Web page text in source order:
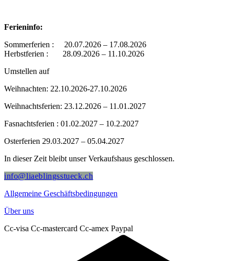
Ferieninfo:
Sommerferien : 20.07.2026 – 17.08.2026
Herbstferien : 28.09.2026 – 11.10.2026
Umstellen auf
Weihnachten: 22.10.2026-27.10.2026
Weihnachtsferien: 23.12.2026 – 11.01.2027
Fasnachtsferien : 01.02.2027 – 10.2.2027
Osterferien 29.03.2027 – 05.04.2027
In dieser Zeit bleibt unser Verkaufshaus geschlossen.
info@liaeblingsstueck.ch
Allgemeine Geschäftsbedingungen
Über uns
Cc-visa Cc-mastercard Cc-amex Paypal